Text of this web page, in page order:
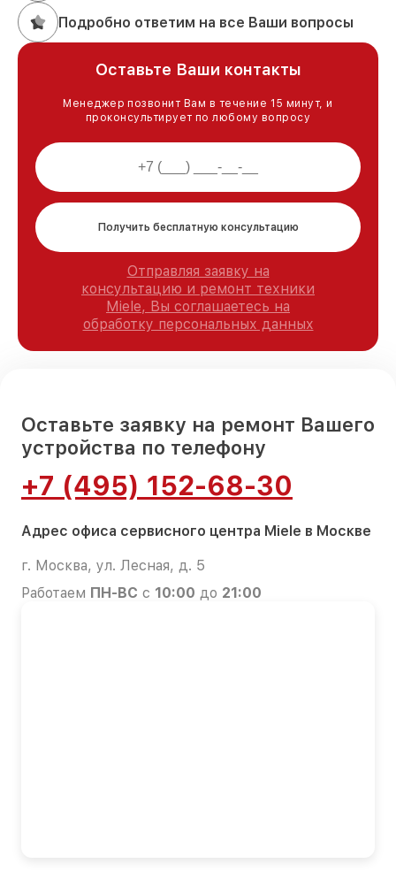
Подробно ответим на все Ваши вопросы
Оставьте Ваши контакты
Менеджер позвонит Вам в течение 15 минут, и
проконсультирует по любому вопросу
Получить бесплатную консультацию
Отправляя заявку на
консультацию и ремонт техники
Miele, Вы соглашаетесь на
обработку персональных данных
Оставьте заявку на ремонт Вашего
устройства по телефону
+7 (495) 152-68-30
Адрес офиса сервисного центра Miele в Москве
г. Москва, ул. Лесная, д. 5
Работаем ПН-ВС с 10:00 до 21:00